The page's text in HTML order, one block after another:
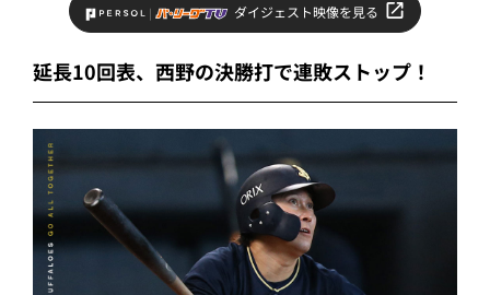
ダイジェスト映像を見る
延長10回表、西野の決勝打で連敗ストップ！